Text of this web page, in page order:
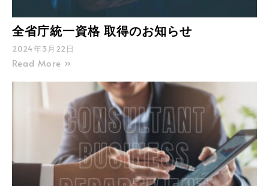
全省庁統一資格 取得のお知らせ
2024年3月22日
Read More »